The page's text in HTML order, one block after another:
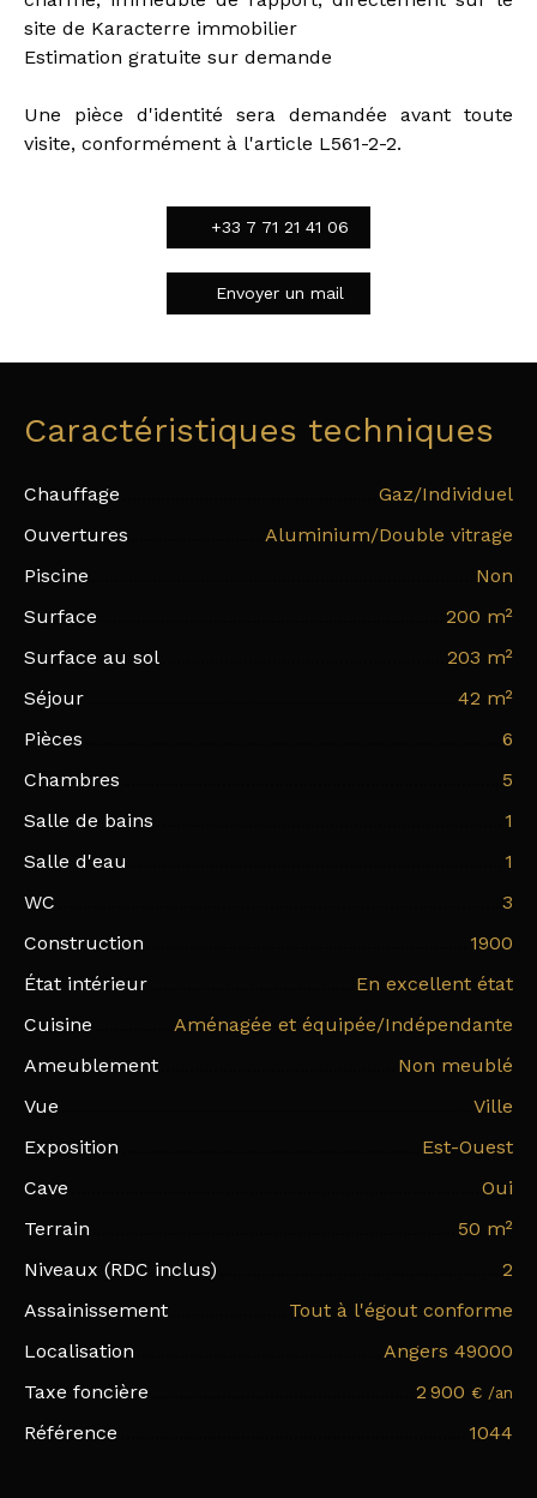
site de Karacterre immobilier
Estimation gratuite sur demande
Une pièce d'identité sera demandée avant toute
visite, conformément à l'article L561-2-2.
+33 7 71 21 41 06
Envoyer un mail
Caractéristiques techniques
Chauffage
Gaz/Individuel
Ouvertures
Aluminium/Double vitrage
Piscine
Non
Surface
200 m²
Surface au sol
203 m²
Séjour
42 m²
Pièces
6
Chambres
5
Salle de bains
1
Salle d'eau
1
WC
3
Construction
1900
État intérieur
En excellent état
Cuisine
Aménagée et équipée/Indépendante
Ameublement
Non meublé
Vue
Ville
Exposition
Est-Ouest
Cave
Oui
Terrain
50 m²
Niveaux (RDC inclus)
2
Assainissement
Tout à l'égout conforme
Localisation
Angers 49000
Taxe foncière
2 900 € /an
Référence 1044